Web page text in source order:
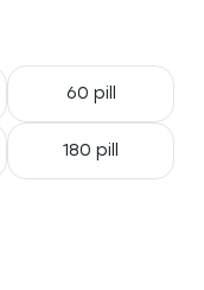
60 pill
180 pill